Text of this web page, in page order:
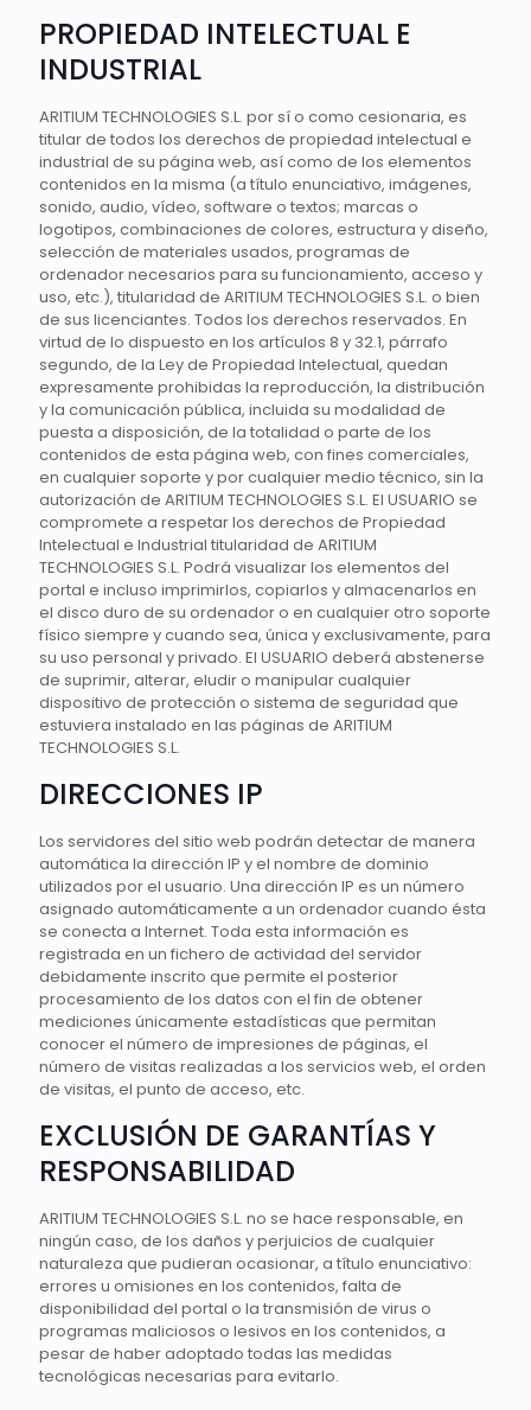
PROPIEDAD INTELECTUAL E
INDUSTRIAL
ARITIUM TECHNOLOGIES S.L. por sí o como cesionaria, es
titular de todos los derechos de propiedad intelectual e
industrial de su página web, así como de los elementos
contenidos en la misma (a título enunciativo, imágenes,
sonido, audio, vídeo, software o textos; marcas o
logotipos, combinaciones de colores, estructura y diseño,
selección de materiales usados, programas de
ordenador necesarios para su funcionamiento, acceso y
uso, etc.), titularidad de ARITIUM TECHNOLOGIES S.L. o bien
de sus licenciantes. Todos los derechos reservados. En
virtud de lo dispuesto en los artículos 8 y 32.1, párrafo
segundo, de la Ley de Propiedad Intelectual, quedan
expresamente prohibidas la reproducción, la distribución
y la comunicación pública, incluida su modalidad de
puesta a disposición, de la totalidad o parte de los
contenidos de esta página web, con fines comerciales,
en cualquier soporte y por cualquier medio técnico, sin la
autorización de ARITIUM TECHNOLOGIES S.L. El USUARIO se
compromete a respetar los derechos de Propiedad
Intelectual e Industrial titularidad de ARITIUM
TECHNOLOGIES S.L. Podrá visualizar los elementos del
portal e incluso imprimirlos, copiarlos y almacenarlos en
el disco duro de su ordenador o en cualquier otro soporte
físico siempre y cuando sea, única y exclusivamente, para
su uso personal y privado. El USUARIO deberá abstenerse
de suprimir, alterar, eludir o manipular cualquier
dispositivo de protección o sistema de seguridad que
estuviera instalado en las páginas de ARITIUM
TECHNOLOGIES S.L.
DIRECCIONES IP
Los servidores del sitio web podrán detectar de manera
automática la dirección IP y el nombre de dominio
utilizados por el usuario. Una dirección IP es un número
asignado automáticamente a un ordenador cuando ésta
se conecta a Internet. Toda esta información es
registrada en un fichero de actividad del servidor
debidamente inscrito que permite el posterior
procesamiento de los datos con el fin de obtener
mediciones únicamente estadísticas que permitan
conocer el número de impresiones de páginas, el
número de visitas realizadas a los servicios web, el orden
de visitas, el punto de acceso, etc.
EXCLUSIÓN DE GARANTÍAS Y
RESPONSABILIDAD
ARITIUM TECHNOLOGIES S.L. no se hace responsable, en
ningún caso, de los daños y perjuicios de cualquier
naturaleza que pudieran ocasionar, a título enunciativo:
errores u omisiones en los contenidos, falta de
disponibilidad del portal o la transmisión de virus o
programas maliciosos o lesivos en los contenidos, a
pesar de haber adoptado todas las medidas
tecnológicas necesarias para evitarlo.